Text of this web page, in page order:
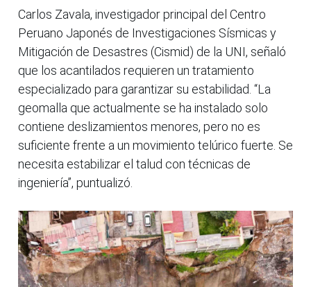
Carlos Zavala, investigador principal del Centro
Peruano Japonés de Investigaciones Sísmicas y
Mitigación de Desastres (Cismid) de la UNI, señaló
que los acantilados requieren un tratamiento
especializado para garantizar su estabilidad. “La
geomalla que actualmente se ha instalado solo
contiene deslizamientos menores, pero no es
suficiente frente a un movimiento telúrico fuerte. Se
necesita estabilizar el talud con técnicas de
ingeniería”, puntualizó.